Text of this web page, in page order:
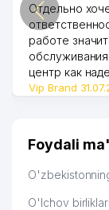
Отдельно
работе
центр как
Vip Brand
Foydali
O'lchov